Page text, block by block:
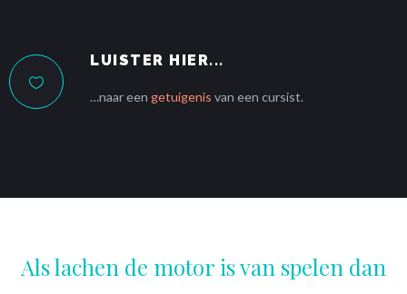
LUISTER HIER...
…naar een getuigenis van een cursist.
Als lachen de motor is van spelen dan